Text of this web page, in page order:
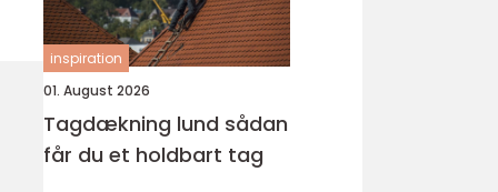
inspiration
01. August 2026
Tagdækning lund sådan
får du et holdbart tag